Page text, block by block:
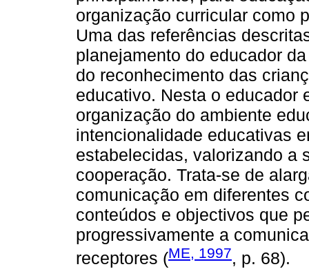
organização curricular como
Uma das referências
planejamento do educador
do reconhecimento das
educativo. Nesta o educador
organização do ambiente
intencionalidade educativas
estabelecidas, valorizando a
cooperação. Trata-se de
comunicação em diferentes
conteúdos e objectivos que
progressivamente a
receptores (ME, 1997, p. 68).